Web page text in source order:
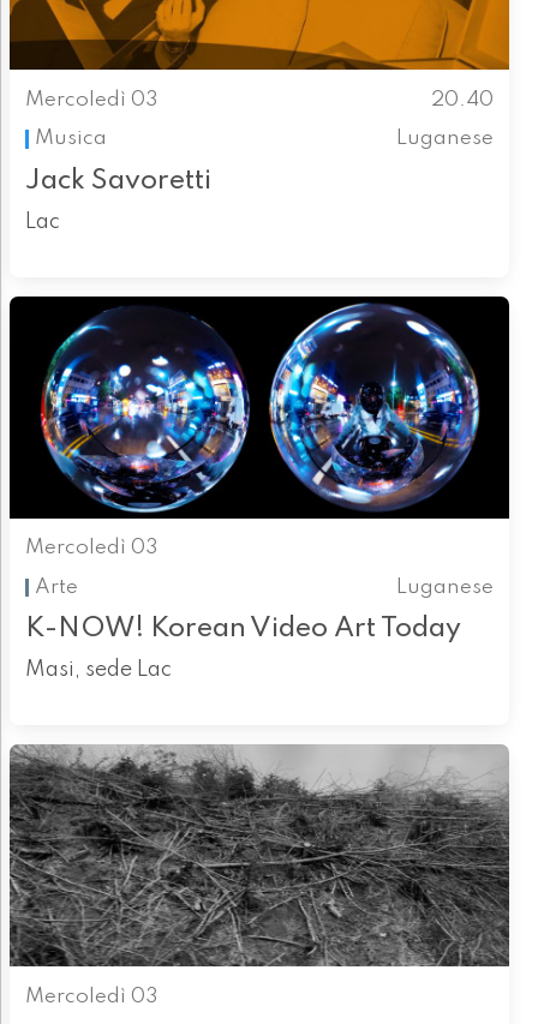
Mercoledì 03
20.40
Musica
Luganese
Jack Savoretti
Lac
Mercoledì 03
Arte
Luganese
K-NOW! Korean Video Art Today
Masi, sede Lac
Mercoledì 03